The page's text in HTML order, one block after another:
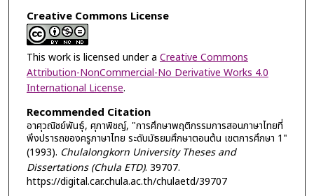
Creative Commons License
This work is licensed under a Creative Commons
Attribution-NonCommercial-No Derivative Works 4.0
International License.
Recommended Citation
อาศุวณิชย์พันธุ์, ศุภาพิชญ์, "การศึกษาพฤติกรรมการสอนภาษาไทยที่
พึงปรารถของครูภาษาไทย ระดับมัธยมศึกษาตอนต้น เขตการศึกษา 1"
(1993). Chulalongkorn University Theses and
Dissertations (Chula ETD). 39707.
https://digital.car.chula.ac.th/chulaetd/39707